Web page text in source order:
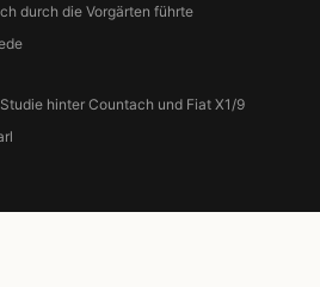
durch die Vorgärten führte
hinter Countach und Fiat X1/9